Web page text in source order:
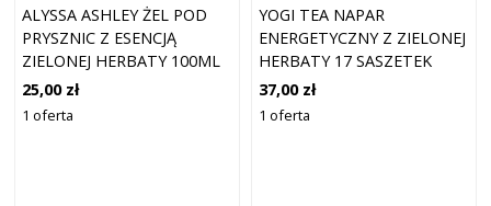
ALYSSA ASHLEY ŻEL POD
PRYSZNIC Z ESENCJĄ
ZIELONEJ HERBATY 100ML
25,00 zł
1 oferta
YOGI TEA NAPAR
ENERGETYCZNY Z ZIELONEJ
HERBATY 17 SASZETEK
37,00 zł
1 oferta